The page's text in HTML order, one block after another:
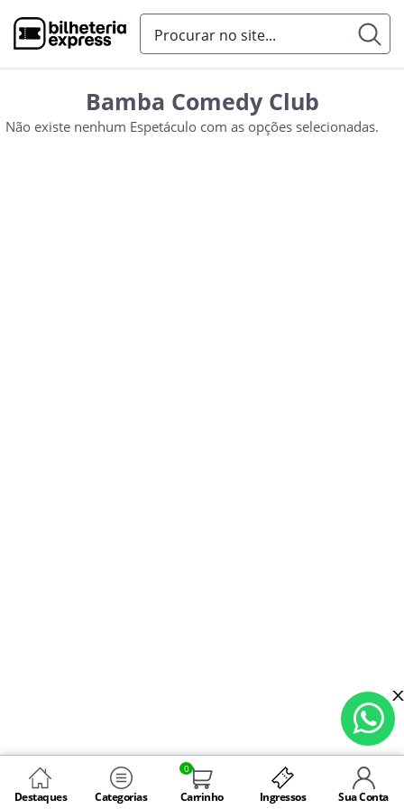
Destaques Categorias
0
Carrinho Ingressos Sua Conta
Bamba Comedy Club
Não existe nenhum Espetáculo com as opções selecionadas.